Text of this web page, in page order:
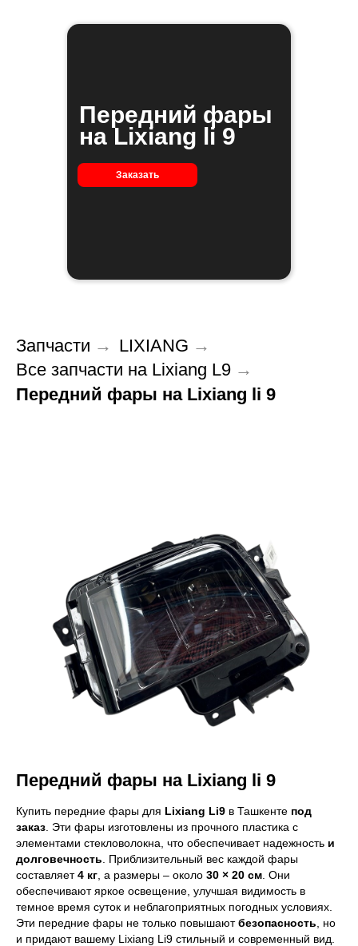
Передний фары
на Lixiang li 9
Заказать
Запчасти → LIXIANG →
Все запчасти на Lixiang L9 →
Передний фары на Lixiang li 9
Передний фары на Lixiang li 9
Купить передние фары для Lixiang Li9 в Ташкенте под
заказ . Эти фары изготовлены из прочного пластика с
элементами стекловолокна, что обеспечивает надежность и
долговечность . Приблизительный вес каждой фары
составляет4 кг , а размеры – около 30 × 20 см . Они
обеспечивают яркое освещение, улучшая видимость в
темное время суток и неблагоприятных погодных условиях.
Эти передние фары не только повышаютбезопасность , но
и придают вашему Lixiang Li9 стильный и современный вид.